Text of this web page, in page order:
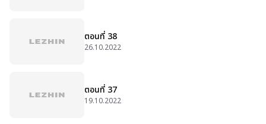
ตอนที่ 38
26.10.2022
ตอนที่ 37
19.10.2022